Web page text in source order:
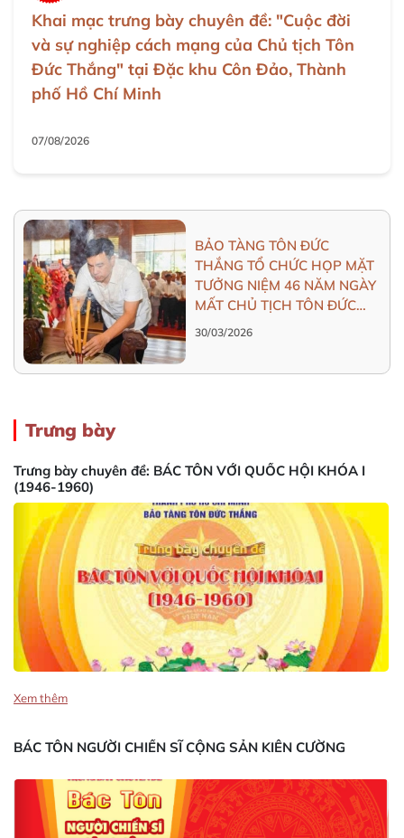
Khai mạc trưng bày chuyên đề: "Cuộc đời
và sự nghiệp cách mạng của Chủ tịch Tôn
Đức Thắng" tại Đặc khu Côn Đảo, Thành
phố Hồ Chí Minh
07/08/2026
BẢO TÀNG TÔN ĐỨC
THẮNG TỔ CHỨC HỌP MẶT
TƯỞNG NIỆM 46 NĂM NGÀY
MẤT CHỦ TỊCH TÔN ĐỨC
THẮNG (30/3/1980 -
30/03/2026
Trưng bày
Trưng bày chuyên đề: BÁC TÔN VỚI QUỐC HỘI KHÓA I
(1946-1960)
Xem thêm
BÁC TÔN NGƯỜI CHIẾN SĨ CỘNG SẢN KIÊN CƯỜNG